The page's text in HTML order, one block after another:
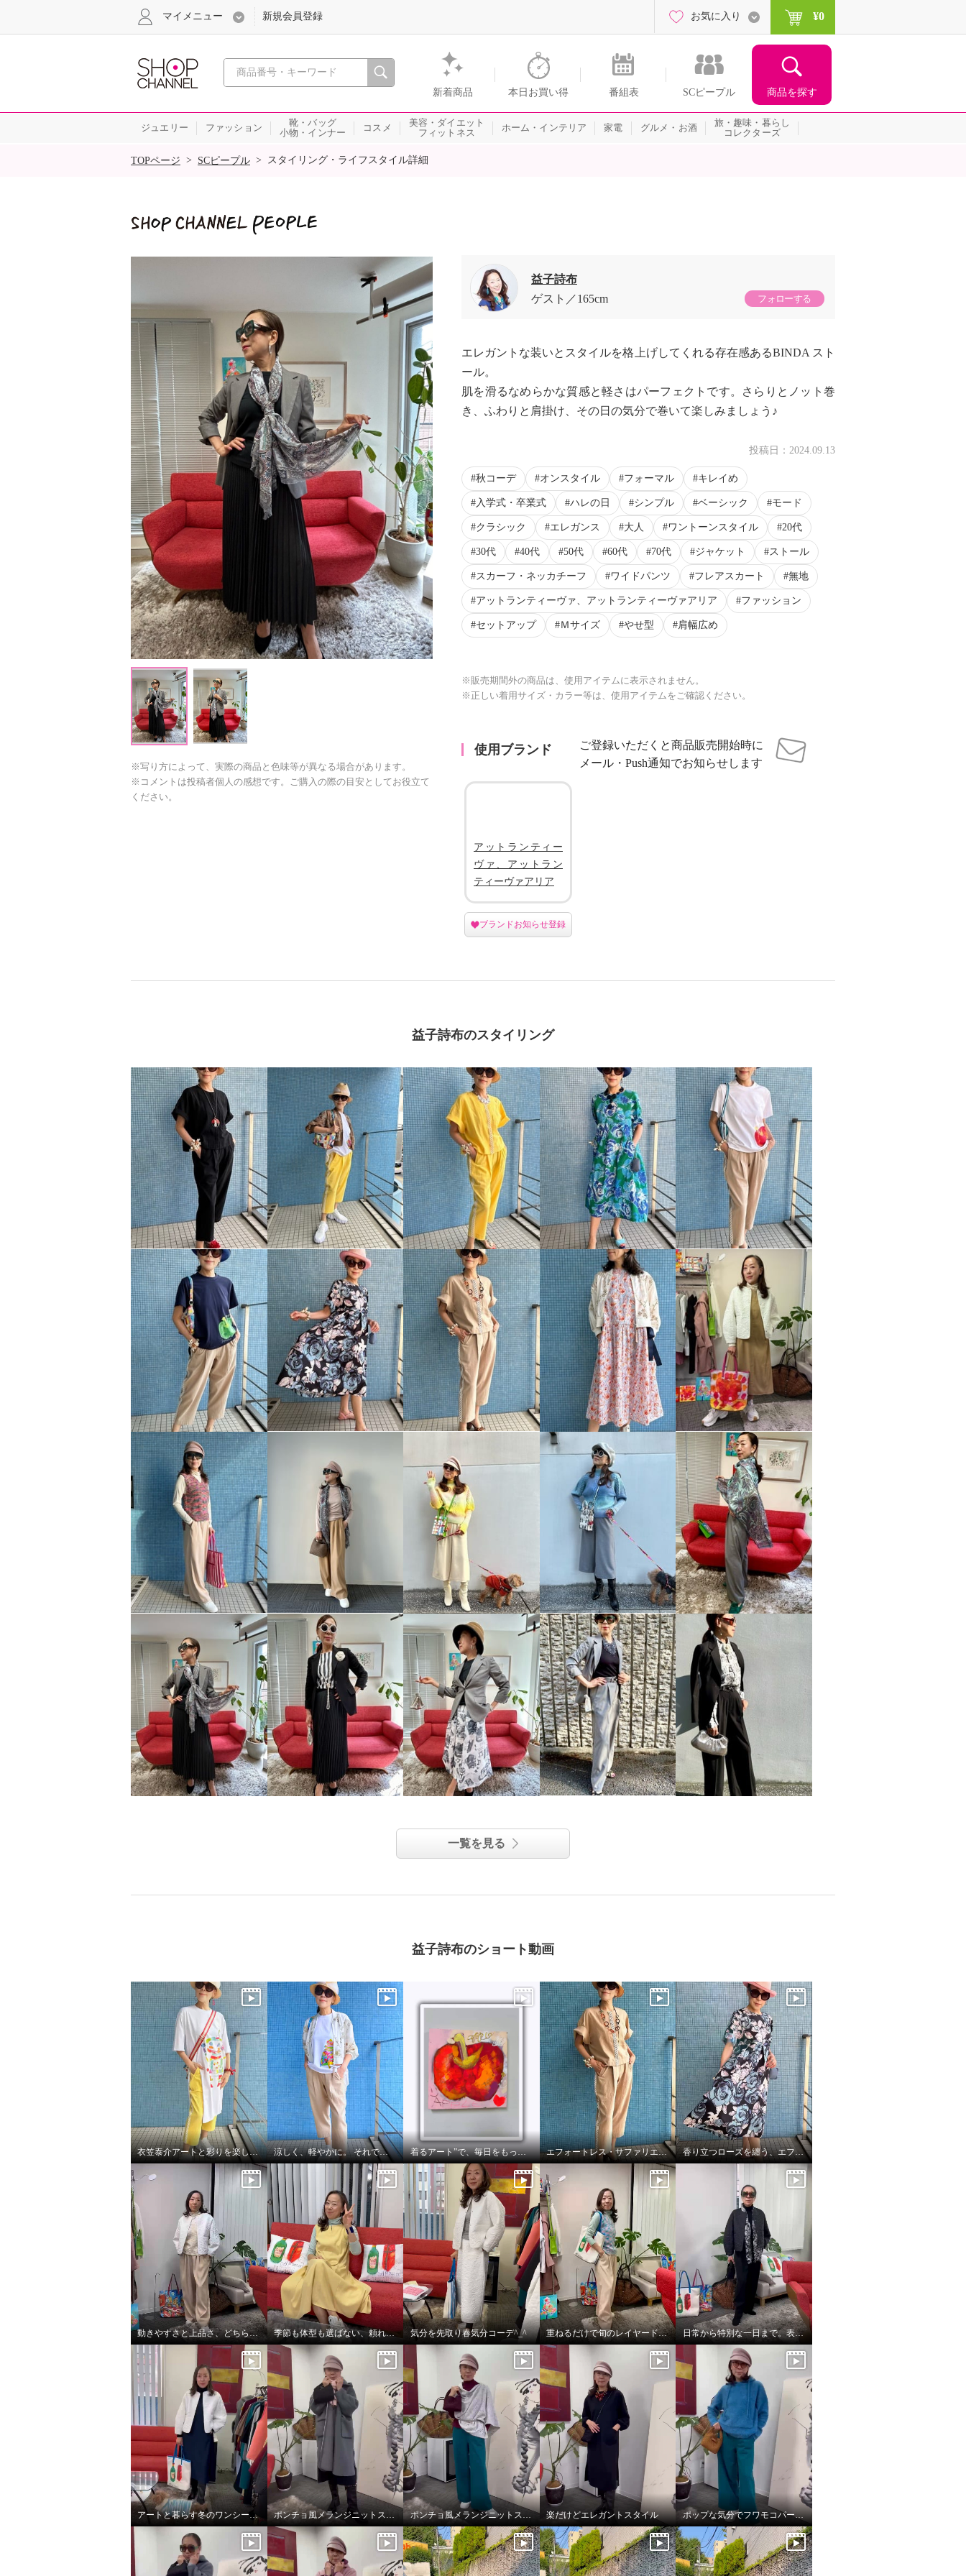
心おどる、瞬間を。通販・テレビショッピングのショップチャンネル
新着商品 本日お買い得 番組表 SCピープル 商品を探す
マイメニュー 新規会員登録 お気に入り ¥0
ジュエリー ファッション
靴・バッグ
小物・インナー
コスメ
美容・ダイエット
フィットネス
ホーム・インテリア 家電 グルメ・お酒
旅・趣味・暮らし
コレクターズ
SALE
TOPページ > SCピープル > スタイリング・ライフスタイル詳細
Next
※写り方によって、実際の商品と色味等が異なる場合があります。
※コメントは投稿者個人の感想です。ご購入の際の目安としてお役立て
ください。
益子詩布
ゲスト
165cm フォローする
エレガントな装いとスタイルを格上げしてくれる存在感あるBINDA スト
ール。
肌を滑るなめらかな質感と軽さはパーフェクトです。さらりとノット巻
き、ふわりと肩掛け、その日の気分で巻いて楽しみましょう♪
投稿日： 2024.09.13
秋コーデ オンスタイル フォーマル キレイめ
入学式・卒業式 ハレの日 シンプル ベーシック モード
クラシック エレガンス 大人 ワントーンスタイル 20代
30代 40代 50代 60代 70代 ジャケット ストール
スカーフ・ネッカチーフ ワイドパンツ フレアスカート 無地
アットランティーヴァ、アットランティーヴァアリア ファッション
セットアップ Ｍサイズ やせ型 肩幅広め
※販売期間外の商品は、使用アイテムに表示されません。
※正しい着用サイズ・カラー等は、使用アイテムをご確認ください。
使用ブランド
ご登録いただくと商品販売開始時に
メール・Push通知でお知らせします
アットランティー
ヴァ、アットラン
ティーヴァアリア
ブランドお知らせ登録
益子詩布のスタイリング
一覧を見る
益子詩布のショート動画
衣笠泰介アートと彩りを楽しむ夏スタイル 涼しく、軽やかに。 それでいて、きちんと美しい。 着るアート”で、毎日をもっと自由に🍎🍏 エフォートレス・サファリエレガンス 香り立つローズを纏う、エフォートレスワンピース
動きやすさと上品さ、どちらも大切にした大人スタイル 季節も体型も選ばない、頼れるジャンパースカート 気分を先取り春気分コーデ^_^ 重ねるだけで旬のレイヤードスタイル完成👌 日常から特別な一日まで。表現を変えるエレガンス❣️
アートと暮らす冬のワンシーン。 ポンチョ風メランジニットストール ポンチョ風メランジニットストール 楽だけどエレガントスタイル ポップな気分でフワモコパーカー